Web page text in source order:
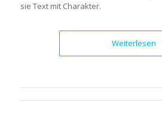
sie Text mit Charakter.
Weiterlesen